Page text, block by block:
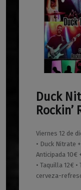
Duck
Rockin’
Viernes 12 de
• Duck Nitrate
Anticipada 10€
• Taquilla 12€ •
cerveza-
01/11/2025
Maravillas